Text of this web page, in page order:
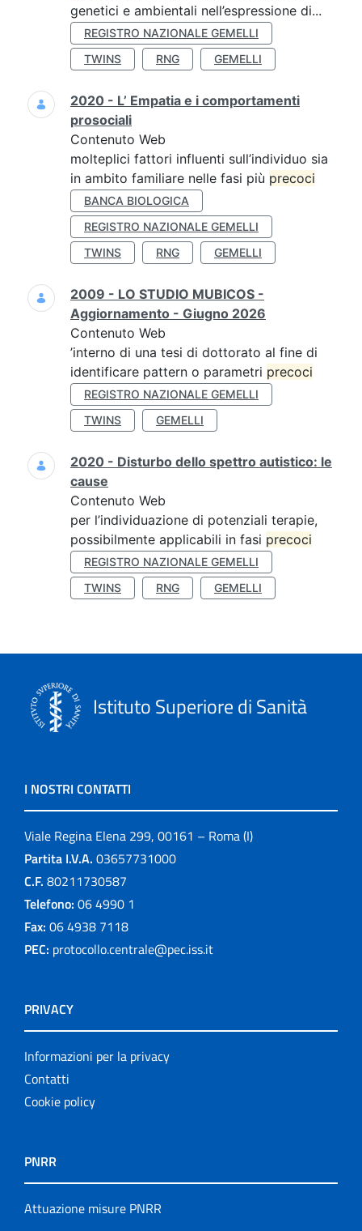
genetici e ambientali nell’espressione di...
REGISTRO NAZIONALE GEMELLI
TWINS
RNG GEMELLI
2020 - L’ Empatia e i comportamenti
prosociali
Contenuto Web
molteplici fattori influenti sull’individuo sia
in ambito familiare nelle fasi più precoci
BANCA BIOLOGICA
REGISTRO NAZIONALE GEMELLI
TWINS
RNG GEMELLI
2009 - LO STUDIO MUBICOS -
Aggiornamento - Giugno 2026
Contenuto Web
’interno di una tesi di dottorato al fine di
identificare pattern o parametri precoci
REGISTRO NAZIONALE GEMELLI
TWINS
GEMELLI
2020 - Disturbo dello spettro autistico: le
cause
Contenuto Web
per l’individuazione di potenziali terapie,
possibilmente applicabili in fasi precoci
REGISTRO NAZIONALE GEMELLI
TWINS
RNG GEMELLI
Istituto Superiore di Sanità
I NOSTRI CONTATTI
Viale Regina Elena 299, 00161 – Roma (I)
Partita I.V.A. 03657731000
C.F. 80211730587
Telefono: 06 4990 1
Fax: 06 4938 7118
PEC: protocollo.centrale@pec.iss.it
PRIVACY
Informazioni per la privacy
Contatti
Cookie policy
PNRR
Attuazione misure PNRR